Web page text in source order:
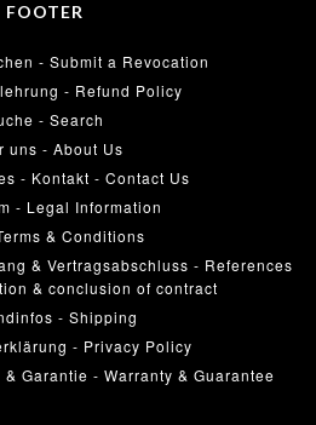
FOOTER
- Submit a Revocation
- Refund Policy
- Search
uns - About Us
- Kontakt - Contact Us
- Legal Information
& Conditions
& Vertragsabschluss - References
& conclusion of contract
- Shipping
- Privacy Policy
Garantie - Warranty & Guarantee